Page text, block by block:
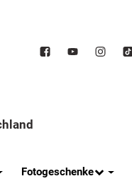
Fotogeschenke